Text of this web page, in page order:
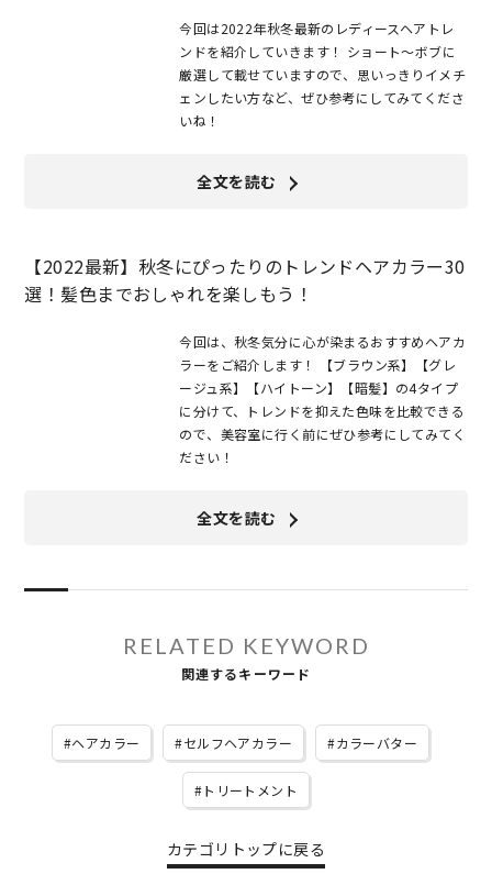
今回は2022年秋冬最新のレディースヘアトレ
ンドを紹介していきます！ ショート〜ボブに
厳選して載せていますので、思いっきりイメチ
ェンしたい方など、ぜひ参考にしてみてくださ
いね！
全文を読む
【2022最新】秋冬にぴったりのトレンドヘアカラー30
選！髪色までおしゃれを楽しもう！
今回は、秋冬気分に心が染まるおすすめヘアカ
ラーをご紹介します！ 【ブラウン系】【グレ
ージュ系】【ハイトーン】【暗髪】の4タイプ
に分けて、トレンドを抑えた色味を比較できる
ので、美容室に行く前にぜひ参考にしてみてく
ださい！
全文を読む
RELATED KEYWORD
関連するキーワード
ヘアカラー セルフヘアカラー カラーバター
トリートメント
カテゴリトップに戻る